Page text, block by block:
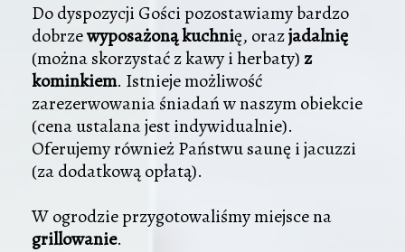
Do dyspozycji Gości pozostawiamy bardzo
dobrzewyposażoną kuchnię, orazjadalnię
(można skorzystać z kawy i herbaty) z
kominkiem. Istnieje możliwość
zarezerwowania śniadań w naszym obiekcie
(cena ustalana jest indywidualnie).
Oferujemy również Państwu saunę i jacuzzi
(za dodatkową opłatą).
W ogrodzie przygotowaliśmy miejsce na
grillowanie.